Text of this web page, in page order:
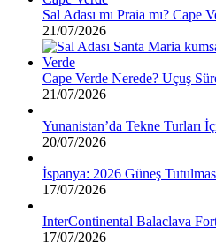
Sal Adası mı Praia mı? Cape
21/07/2026
Cape Verde Nerede? Uçuş
21/07/2026
Yunanistan’da Tekne Turları
20/07/2026
İspanya: 2026 Güneş
17/07/2026
InterContinental Balaclava
17/07/2026